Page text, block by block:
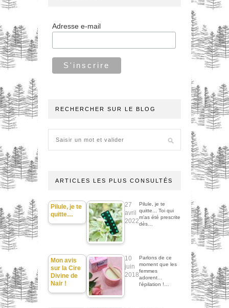
Adresse e-mail
RECHERCHER SUR LE BLOG
ARTICLES LES PLUS CONSULTÉS
Pilule, je te
quitte…
27
avril
2022
Pilule, je te
quitte... Toi qui
m'as été prescrite
dès…
Mon avis
sur la Cire
Divine de
Nair !
10
juin
2018
Parlons de ce
moment que les
femmes
adorent...
l'épilation !…